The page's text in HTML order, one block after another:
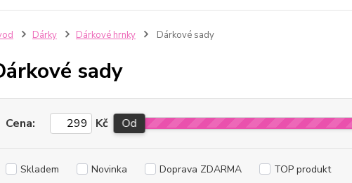
Dárky Dárkové hrnky Dárkové sady
sady
Cena: Kč Od
Skladem Novinka Doprava ZDARMA TOP produkt